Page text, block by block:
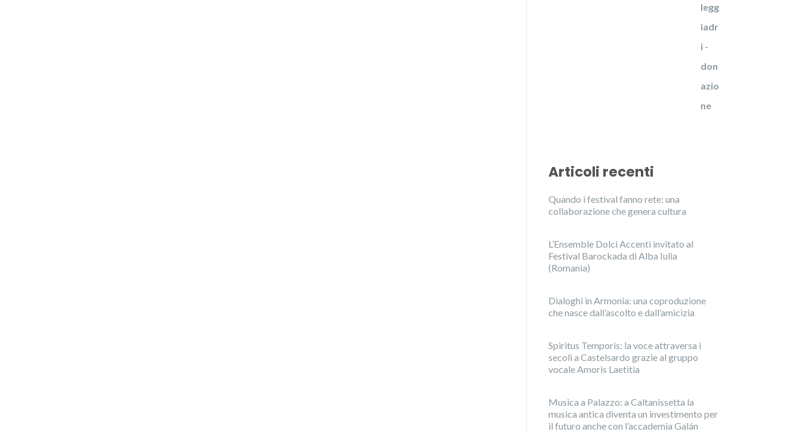
Articoli recenti
Quando i festival fanno rete: una
collaborazione che genera cultura
L’Ensemble Dolci Accenti invitato al
Festival Barockada di Alba Iulia
(Romania)
Dialoghi in Armonia: una coproduzione
che nasce dall’ascolto e dall’amicizia
Spiritus Temporis: la voce attraversa i
secoli a Castelsardo grazie al gruppo
vocale Amoris Laetitia
Musica a Palazzo: a Caltanissetta la
musica antica diventa un investimento per
il futuro anche con l’accademia Galán